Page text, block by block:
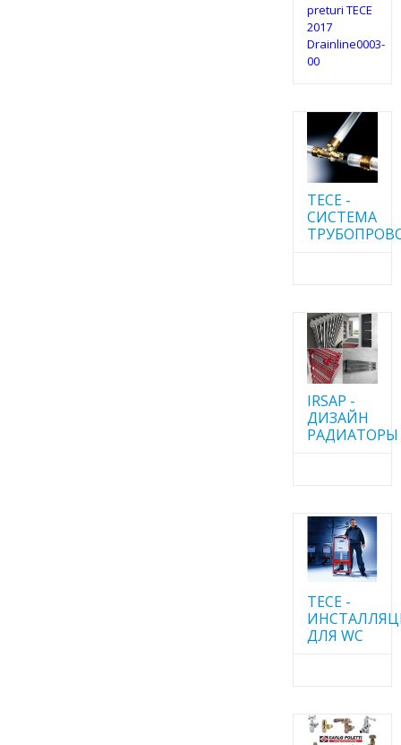
preturi TECE
2017
Drainline0003-
00
TECE -
CИСТЕМА
IRSAP -
ДИЗАЙН
РАДИАТОРЫ
TECE -
ДЛЯ WC